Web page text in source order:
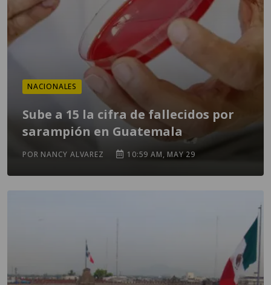
NACIONALES
Sube a 15 la cifra de fallecidos por
sarampión en Guatemala
POR NANCY ALVAREZ 10:59 AM, MAY 29